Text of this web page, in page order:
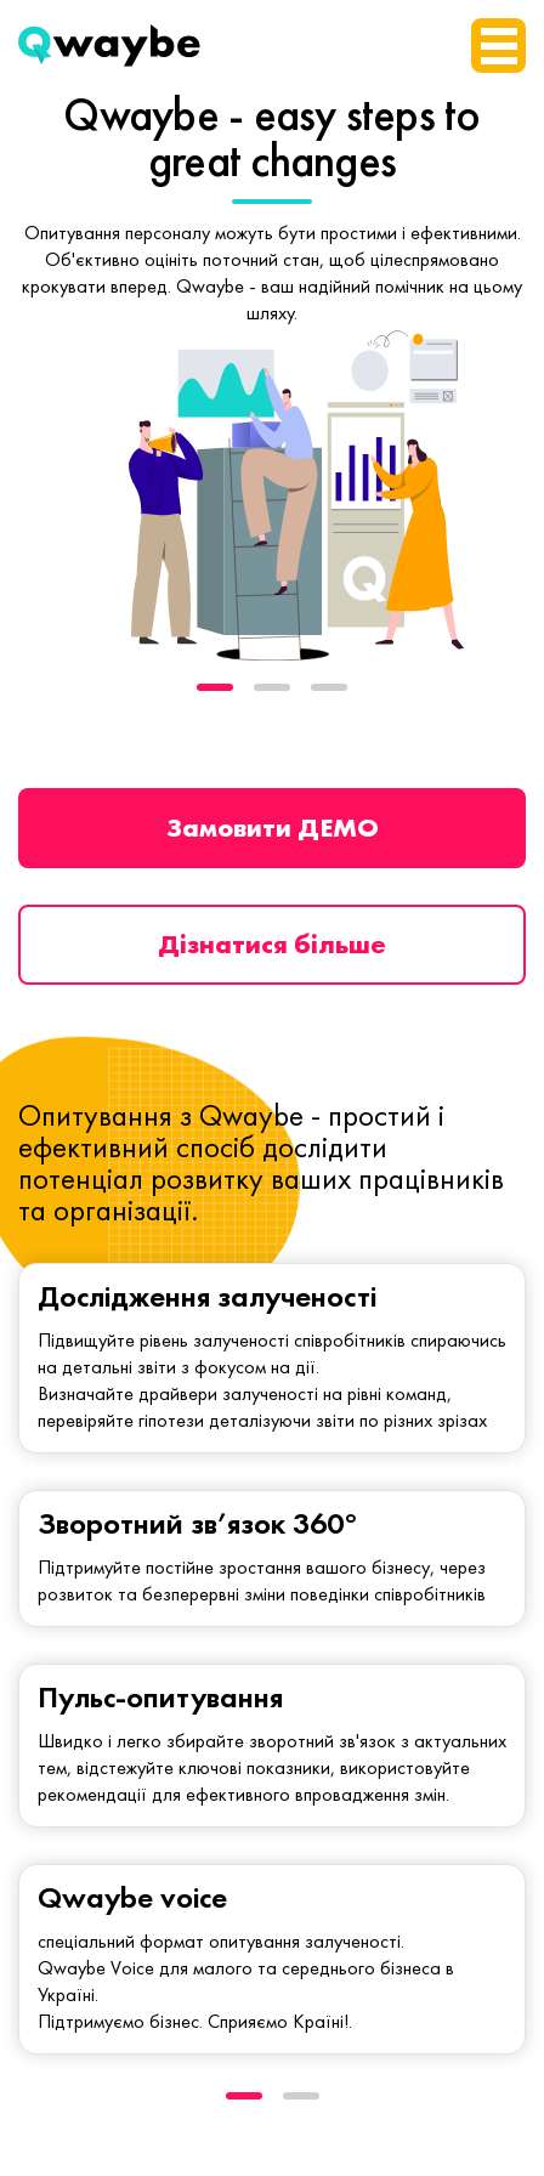
Qwaybe - easy stepsto
great changes
Опитування персоналу можуть бути простими і ефективними.
Об'єктивно оцініть поточний стан, щоб цілеспрямовано
крокувати вперед. Qwaybe - ваш надійний помічник на цьому
шляху.
Замовити ДЕМО
Дізнатися більше
Дослідження залученості
Підвищуйте рівень залученості співробітників спираючись
на детальні звіти з фокусом на дії.
Визначайте драйвери залученості на рівні команд,
перевіряйте гіпотези деталізуючи звіти по різних зрізах
Зворотний зв’язок 360°
Підтримуйте постійне зростання вашого бізнесу, через
розвиток та безперервні зміни поведінки співробітників
Опитування з Qwaybe - простий і
ефективний спосіб дослідити
потенціал розвитку ваших працівників
та організації.
Qwaybe voice
спеціальний формат опитування залученості.
Qwaybe Voice для малого та середнього бізнеса в
Україні.
Підтримуємо бізнес. Сприяємо Країні!.
Пульс-опитування
Швидко і легко збирайте зворотний зв'язок з актуальних
тем, відстежуйте ключові показники, використовуйте
рекомендації для ефективного впровадження змін.